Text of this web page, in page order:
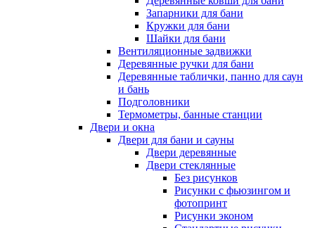
Запарники для бани
Кружки для бани
Шайки для бани
Вентиляционные задвижки
Деревянные ручки для бани
Деревянные таблички, панно для саун
и бань
Подголовники
Термометры, банные станции
Двери и окна
Двери для бани и сауны
Двери деревянные
Двери стеклянные
Без рисунков
Рисунки с фьюзингом и
фотопринт
Рисунки эконом